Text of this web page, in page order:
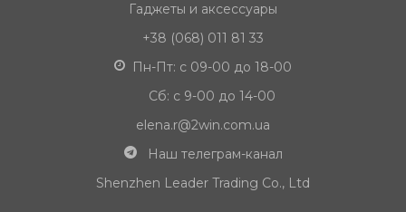
Гаджеты и аксессуары
+38 (068) 011 81 33
Пн-Пт: с 09-00 до 18-00
Сб: с 9-00 до 14-00
elena.r@2win.com.ua
Наш телеграм-канал
Shenzhen Leader Trading Co., Ltd